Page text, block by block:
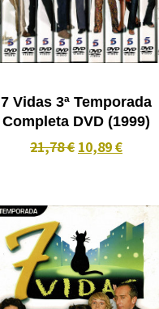
7 Vidas 3ª Temporada
Completa DVD (1999)
21,78 € 10,89 €